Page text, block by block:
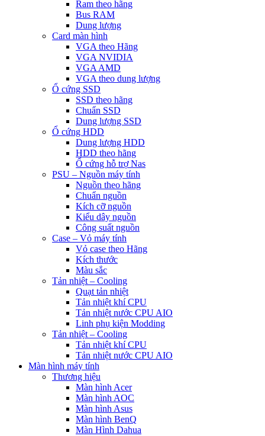
Ram theo hãng
Bus RAM
Dung lượng
Card màn hình
VGA theo Hãng
VGA NVIDIA
VGA AMD
VGA theo dung lượng
Ổ cứng SSD
SSD theo hãng
Chuẩn SSD
Dung lượng SSD
Ổ cứng HDD
Dung lượng HDD
HDD theo hãng
Ổ cứng hỗ trợ Nas
PSU – Nguồn máy tính
Nguồn theo hãng
Chuẩn nguồn
Kích cỡ nguồn
Kiểu dây nguồn
Công suất nguồn
Case – Vỏ máy tính
Vỏ case theo Hãng
Kích thước
Màu sắc
Tản nhiệt – Cooling
Quạt tản nhiệt
Tản nhiệt khí CPU
Tản nhiệt nước CPU AIO
Linh phụ kiện Modding
Tản nhiệt – Cooling
Tản nhiệt khí CPU
Tản nhiệt nước CPU AIO
Màn hình máy tính
Thương hiệu
Màn hình Acer
Màn hình AOC
Màn hình Asus
Màn hình BenQ
Màn Hình Dahua